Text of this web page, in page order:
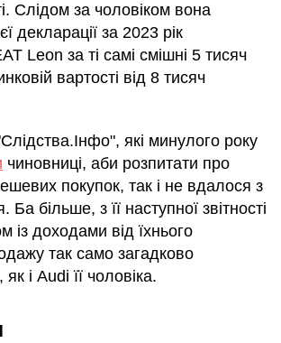
Слідом за чоловіком вона
декларації за 2023 рік
Leon за ті самі смішні 5 тисяч
вартості від 8 тисяч
які минулого року
чиновниці, аби розпитати про
покупок, так і не вдалося з
Ба більше, з її наступної звітності
із доходами від їхнього
так само загадково
і Audi її чоловіка.